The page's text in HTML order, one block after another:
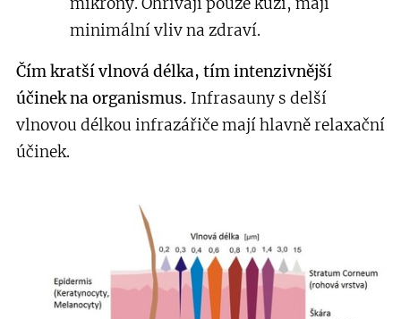
mikrony. Ohřívají pouze kůži, mají
minimální vliv na zdraví.
Čím kratší vlnová délka, tím intenzivnější
účinek na organismus. Infrasauny s delší
vlnovou délkou infrazářiče mají hlavně relaxační
účinek.